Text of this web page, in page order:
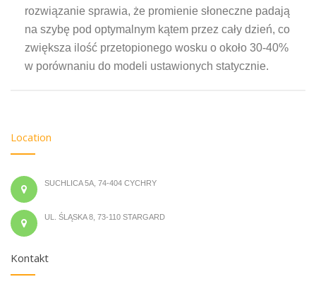
rozwiązanie sprawia, że promienie słoneczne padają
na szybę pod optymalnym kątem przez cały dzień, co
zwiększa ilość przetopionego wosku o około 30-40%
w porównaniu do modeli ustawionych statycznie.
Location
SUCHLICA 5A, 74-404 CYCHRY
UL. ŚLĄSKA 8, 73-110 STARGARD
Kontakt